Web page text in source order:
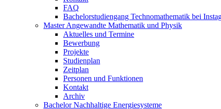
FAQ
Bachelorstudiengang Technomathematik bei
Master Angewandte Mathematik und Physik
Aktuelles und Termine
Bewerbung
Projekte
Studienplan
Zeitplan
Personen und Funktionen
Kontakt
Archiv
Bachelor Nachhaltige Energiesysteme